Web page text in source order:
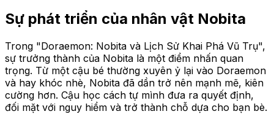
Sự phát triển của nhân vật Nobita
Trong "Doraemon: Nobita và Lịch Sử Khai Phá Vũ Trụ",
sự trưởng thành của Nobita là một điểm nhấn quan
trọng. Từ một cậu bé thường xuyên ỷ lại vào Doraemon
và hay khóc nhè, Nobita đã dần trở nên mạnh mẽ, kiên
cường hơn. Cậu học cách tự mình đưa ra quyết định,
đối mặt với nguy hiểm và trở thành chỗ dựa cho bạn bè.